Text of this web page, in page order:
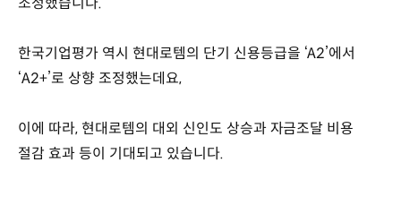
한국기업평가 역시 현대로템의 단기 신용등급을 ‘A2’에서
‘A2+’로 상향 조정했는데요,
이에 따라, 현대로템의 대외 신인도 상승과 자금조달 비용
절감 효과 등이 기대되고 있습니다.